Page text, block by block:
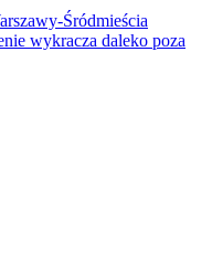
Śródmieścia
wykracza daleko poza